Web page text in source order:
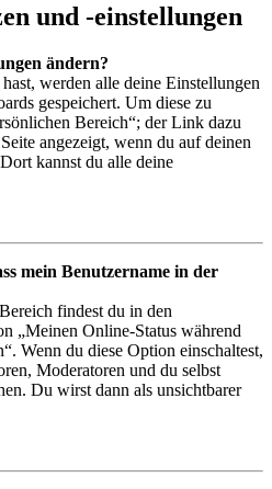
und -einstellungen
ändern?
werden alle deine Einstellungen
gespeichert. Um diese zu
Bereich“; der Link dazu
angezeigt, wenn du auf deinen
kannst du alle deine
mein Benutzername in der
findest du in den
„Meinen Online-Status während
Wenn du diese Option einschaltest,
Moderatoren und du selbst
Du wirst dann als unsichtbarer